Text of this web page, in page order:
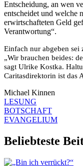
Entscheidung, an wen
entscheidet und welche
erwirtschafteten Geld
Verantwortung“.
Einfach nur abgeben
„Wir brauchen beides:
sagt Ulrike Kostka.
Caritasdirektorin ist das
Michael Kinnen
LESUNG
BOTSCHAFT
EVANGELIUM
Beliebteste